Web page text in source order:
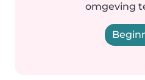
omgeving